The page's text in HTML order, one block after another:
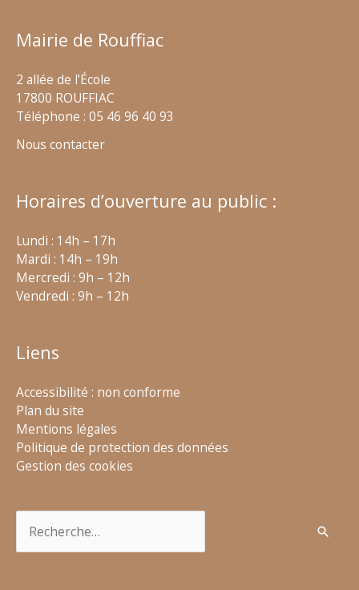
Mairie de Rouffiac
2 allée de l’École
17800 ROUFFIAC
Téléphone : 05 46 96 40 93
Nous contacter
Horaires d’ouverture au public :
Lundi : 14h – 17h
Mardi : 14h – 19h
Mercredi : 9h – 12h
Vendredi : 9h – 12h
Liens
Accessibilité : non conforme
Plan du site
Mentions légales
Politique de protection des données
Gestion des cookies